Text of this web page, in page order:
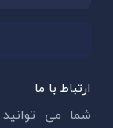
ارتباط با ما
شما می